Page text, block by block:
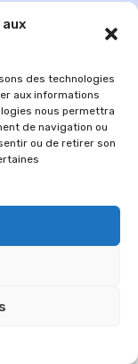
des technologies
aux informations
nous permettra
de navigation ou
ou de retirer son